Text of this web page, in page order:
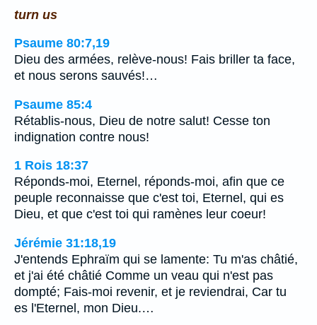
turn us
Psaume 80:7,19
Dieu des armées, relève-nous! Fais briller ta face,
et nous serons sauvés!…
Psaume 85:4
Rétablis-nous, Dieu de notre salut! Cesse ton
indignation contre nous!
1 Rois 18:37
Réponds-moi, Eternel, réponds-moi, afin que ce
peuple reconnaisse que c'est toi, Eternel, qui es
Dieu, et que c'est toi qui ramènes leur coeur!
Jérémie 31:18,19
J'entends Ephraïm qui se lamente: Tu m'as châtié,
et j'ai été châtié Comme un veau qui n'est pas
dompté; Fais-moi revenir, et je reviendrai, Car tu
es l'Eternel, mon Dieu.…